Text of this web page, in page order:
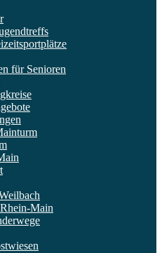
für Senioren
Main